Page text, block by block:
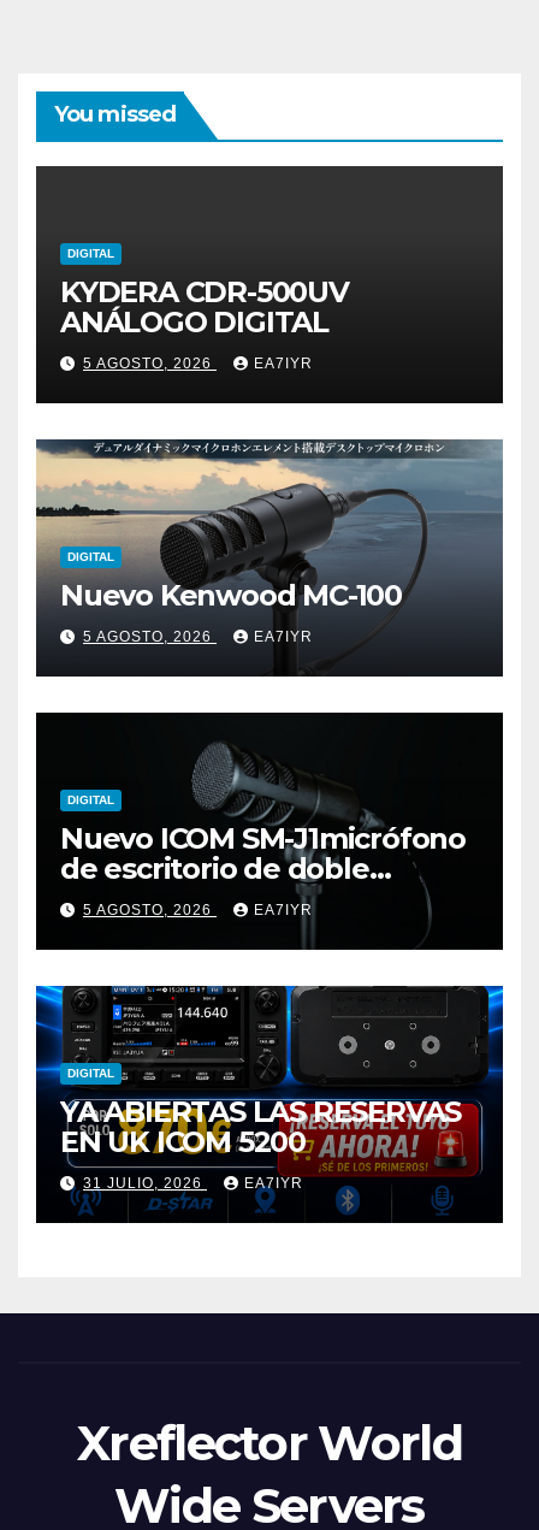
You missed
DIGITAL
KYDERA CDR-500UV
ANÁLOGO DIGITAL
5 AGOSTO, 2026 EA7IYR
DIGITAL
Nuevo Kenwood MC-100
5 AGOSTO, 2026 EA7IYR
DIGITAL
Nuevo ICOM SM-J1micrófono
de escritorio de doble
elemento premium
5 AGOSTO, 2026 EA7IYR
DIGITAL
YA ABIERTAS LAS RESERVAS
EN UK ICOM 5200
31 JULIO, 2026 EA7IYR
Xreflector World
Wide Servers